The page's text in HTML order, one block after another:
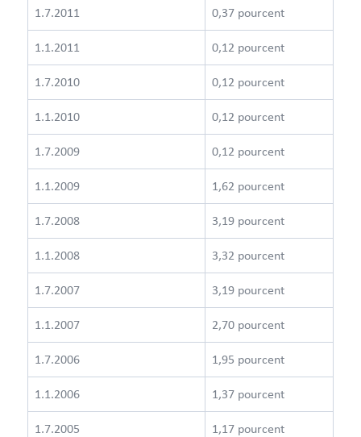
1.7.2011 0,37 pourcent
1.1.2011 0,12 pourcent
1.7.2010 0,12 pourcent
1.1.2010 0,12 pourcent
1.7.2009 0,12 pourcent
1.1.2009 1,62 pourcent
1.7.2008 3,19 pourcent
1.1.2008 3,32 pourcent
1.7.2007 3,19 pourcent
1.1.2007 2,70 pourcent
1.7.2006 1,95 pourcent
1.1.2006 1,37 pourcent
1.7.2005 1,17 pourcent